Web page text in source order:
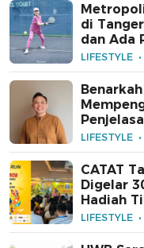
di
dan Ada
LIFESTYLE
LIFESTYLE
CATAT
Digelar
Hadiah
LIFESTYLE